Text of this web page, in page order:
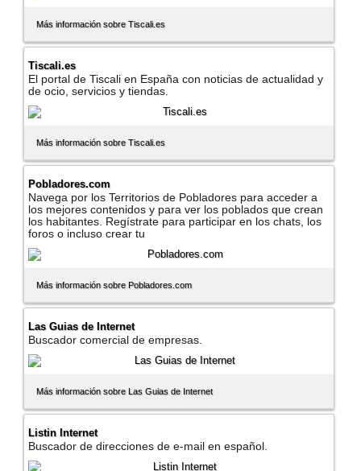
Más información sobre Tiscali.es
Tiscali.es
El portal de Tiscali en España con noticias de actualidad y
de ocio, servicios y tiendas.
Más información sobre Tiscali.es
Pobladores.com
Navega por los Territorios de Pobladores para acceder a
los mejores contenidos y para ver los poblados que crean
los habitantes. Regí­strate para participar en los chats, los
foros o incluso crear tu
Más información sobre Pobladores.com
Las Guias de Internet
Buscador comercial de empresas.
Más información sobre Las Guias de Internet
Listin Internet
Buscador de direcciones de e-mail en español.